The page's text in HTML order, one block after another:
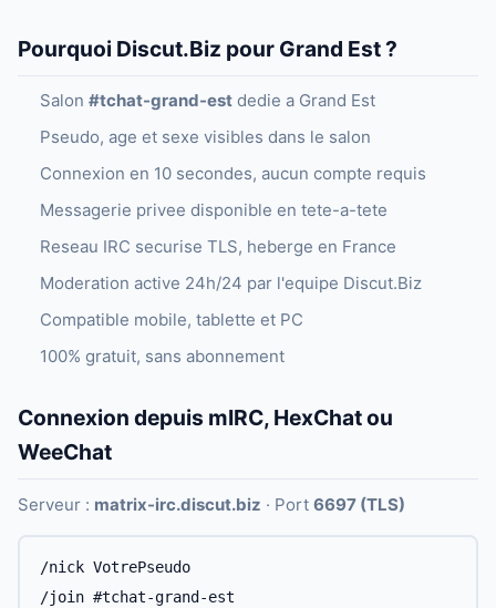
Pourquoi Discut.Biz pour Grand Est ?
Salon #tchat-grand-est dedie a Grand Est
Pseudo, age et sexe visibles dans le salon
Connexion en 10 secondes, aucun compte requis
Messagerie privee disponible en tete-a-tete
Reseau IRC securise TLS, heberge en France
Moderation active 24h/24 par l'equipe Discut.Biz
Compatible mobile, tablette et PC
100% gratuit, sans abonnement
Connexion depuis mIRC, HexChat ou
WeeChat
Serveur : matrix-irc.discut.biz · Port 6697 (TLS)
/nick VotrePseudo
/join #tchat-grand-est